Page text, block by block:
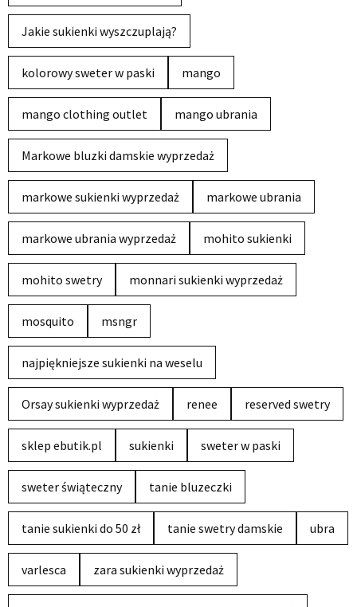
Jakie sukienki wyszczuplają?
kolorowy sweter w paski mango
mango clothing outlet mango ubrania
Markowe bluzki damskie wyprzedaż
markowe sukienki wyprzedaż markowe ubrania
markowe ubrania wyprzedaż mohito sukienki
mohito swetry monnari sukienki wyprzedaż
mosquito msngr
najpiękniejsze sukienki na weselu
Orsay sukienki wyprzedaż renee reserved swetry
sklep ebutik.pl sukienki sweter w paski
sweter świąteczny tanie bluzeczki
tanie sukienki do 50 zł tanie swetry damskie ubra
varlesca zara sukienki wyprzedaż